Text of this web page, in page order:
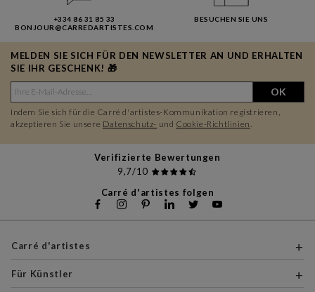
+334 86 31 85 33
BONJOUR@CARREDARTISTES.COM
BESUCHEN SIE UNS
MELDEN SIE SICH FÜR DEN NEWSLETTER AN UND ERHALTEN
SIE IHR GESCHENK! 🎁
OK
Indem Sie sich für die Carré d'artistes-Kommunikation registrieren,
akzeptieren Sie unsere Datenschutz- und Cookie-Richtlinien
Verifizierte Bewertungen
9,7/10
Carré d'artistes folgen
Carré d'artistes
Für Künstler